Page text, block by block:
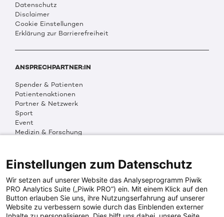
Datenschutz
Disclaimer
Cookie Einstellungen
Erklärung zur Barrierefreiheit
ANSPRECHPARTNER:IN
Spender & Patienten
Patientenaktionen
Partner & Netzwerk
Sport
Event
Medizin & Forschung
Multimedia
Social Media
PRESSEINFOS
Einstellungen zum Datenschutz
Wir setzen auf unserer Website das Analyseprogramm Piwik
PRO Analytics Suite („Piwik PRO“) ein. Mit einem Klick auf den
Button erlauben Sie uns, ihre Nutzungserfahrung auf unserer
Website zu verbessern sowie durch das Einblenden externer